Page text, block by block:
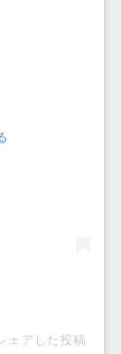
アした投稿